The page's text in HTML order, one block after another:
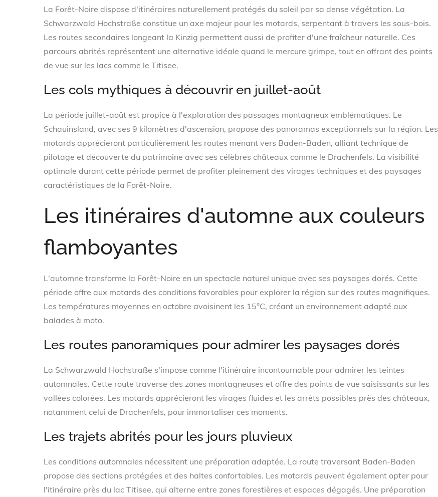
La Forêt-Noire dispose d'itinéraires naturellement protégés du soleil par sa dense végétation. La
Schwarzwald Hochstraße constitue un axe majeur pour les motards, serpentant à travers les sous-bois.
Les routes secondaires longeant la Kinzig permettent aussi de profiter d'une fraîcheur naturelle. Ces
parcours abrités représentent une alternative idéale quand le mercure grimpe, tout en offrant des points
de vue sur les lacs comme le Titisee.
Les cols mythiques à découvrir en juillet-août
La période juillet-août est propice à l'exploration des passages montagneux emblématiques. Le
Schauinsland, avec ses 9 kilomètres d'ascension, propose des panoramas exceptionnels sur la région. Les
motards apprécieront particulièrement les routes menant vers Baden-Baden, alliant technique de
pilotage et découverte du patrimoine avec ses célèbres châteaux comme le Drachenfels. La visibilité
optimale durant cette période permet de profiter pleinement des virages techniques et des paysages
caractéristiques de la Forêt-Noire.
Les itinéraires d'automne aux couleurs
flamboyantes
L'automne transforme la Forêt-Noire en un spectacle naturel unique avec ses paysages dorés. Cette
période offre aux motards des conditions favorables pour explorer la région sur des routes magnifiques.
Les températures moyennes en octobre avoisinent les 15°C, créant un environnement adapté aux
balades à moto.
Les routes panoramiques pour admirer les paysages dorés
La Schwarzwald Hochstraße s'impose comme l'itinéraire incontournable pour admirer les teintes
automnales. Cette route traverse des zones montagneuses et offre des points de vue saisissants sur les
vallées colorées. Les motards apprécieront les virages fluides et les arrêts possibles près des châteaux,
notamment celui de Drachenfels, pour immortaliser ces moments.
Les trajets abrités pour les jours pluvieux
Les conditions automnales nécessitent une préparation adaptée. La route traversant Baden-Baden
propose des sections protégées et des haltes confortables. Les motards peuvent également opter pour
l'itinéraire près du lac Titisee, qui alterne entre zones forestières et espaces dégagés. Une préparation